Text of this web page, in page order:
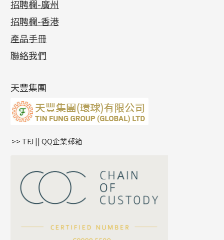
公司名稱
十字車花鏈系列
十字閃O鏈系列
十字錘打鏈系列
側身車花鏈系列
側身鏈系列
雙十字鏈系列
水波鏈系列
蛇骨鏈系列
鏈尾系列
嘴唇鏈系列
S車花鏈系列
珍珠鏈系列
坦克鏈系列
滿天星鏈系列
方假繩鏈系列
螺絲迫系列
梅花迫系列
平臺迫系列
綫拍系列
美拍系列
耳環扣系列
耳綫/耳鈎系列
耳環爪頭
耳環
動感車花吊墜
調節珠系列
生圈扣系列
龍蝦扣系列
鴨俐制系列
字母吊墜
相盒吊墜
項鏈吊墜
生肖吊墜
星座吊墜
珠扣
其他類配件
珠盤系列
袖口鈕系列
焊片及鐳射綫
空心車花管
珠類配件
無孔光身珠
空心光身珠
無孔批花珠
六爪頭系列
車花片
動感車花片
鑲口戒指
鑲口手鏈系列
手镯系列
戒指系列
空心耳環
空心车花管首饰链
空心手鐲系列
貴金屬原料
千足金
記憶金屬系列
記憶戒指
拉簧珠珠手鏈
記憶鈦手鐲
各項證書(2)
相片集(9)
展覽會資訊
最新產品資訊
招聘欄-廣州
招聘欄-香港
產品手冊
聯絡我們
天豐集團
>> TFJ || QQ企業郵箱